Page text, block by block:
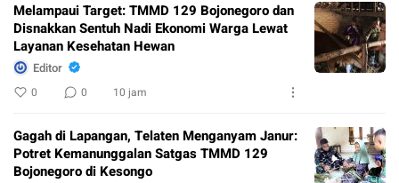
Melampaui Target: TMMD 129 Bojonegoro dan
Disnakkan Sentuh Nadi Ekonomi Warga Lewat
Layanan Kesehatan Hewan
Editor
0 0 10 jam
Gagah di Lapangan, Telaten Menganyam Janur:
Potret Kemanunggalan Satgas TMMD 129
Bojonegoro di Kesongo